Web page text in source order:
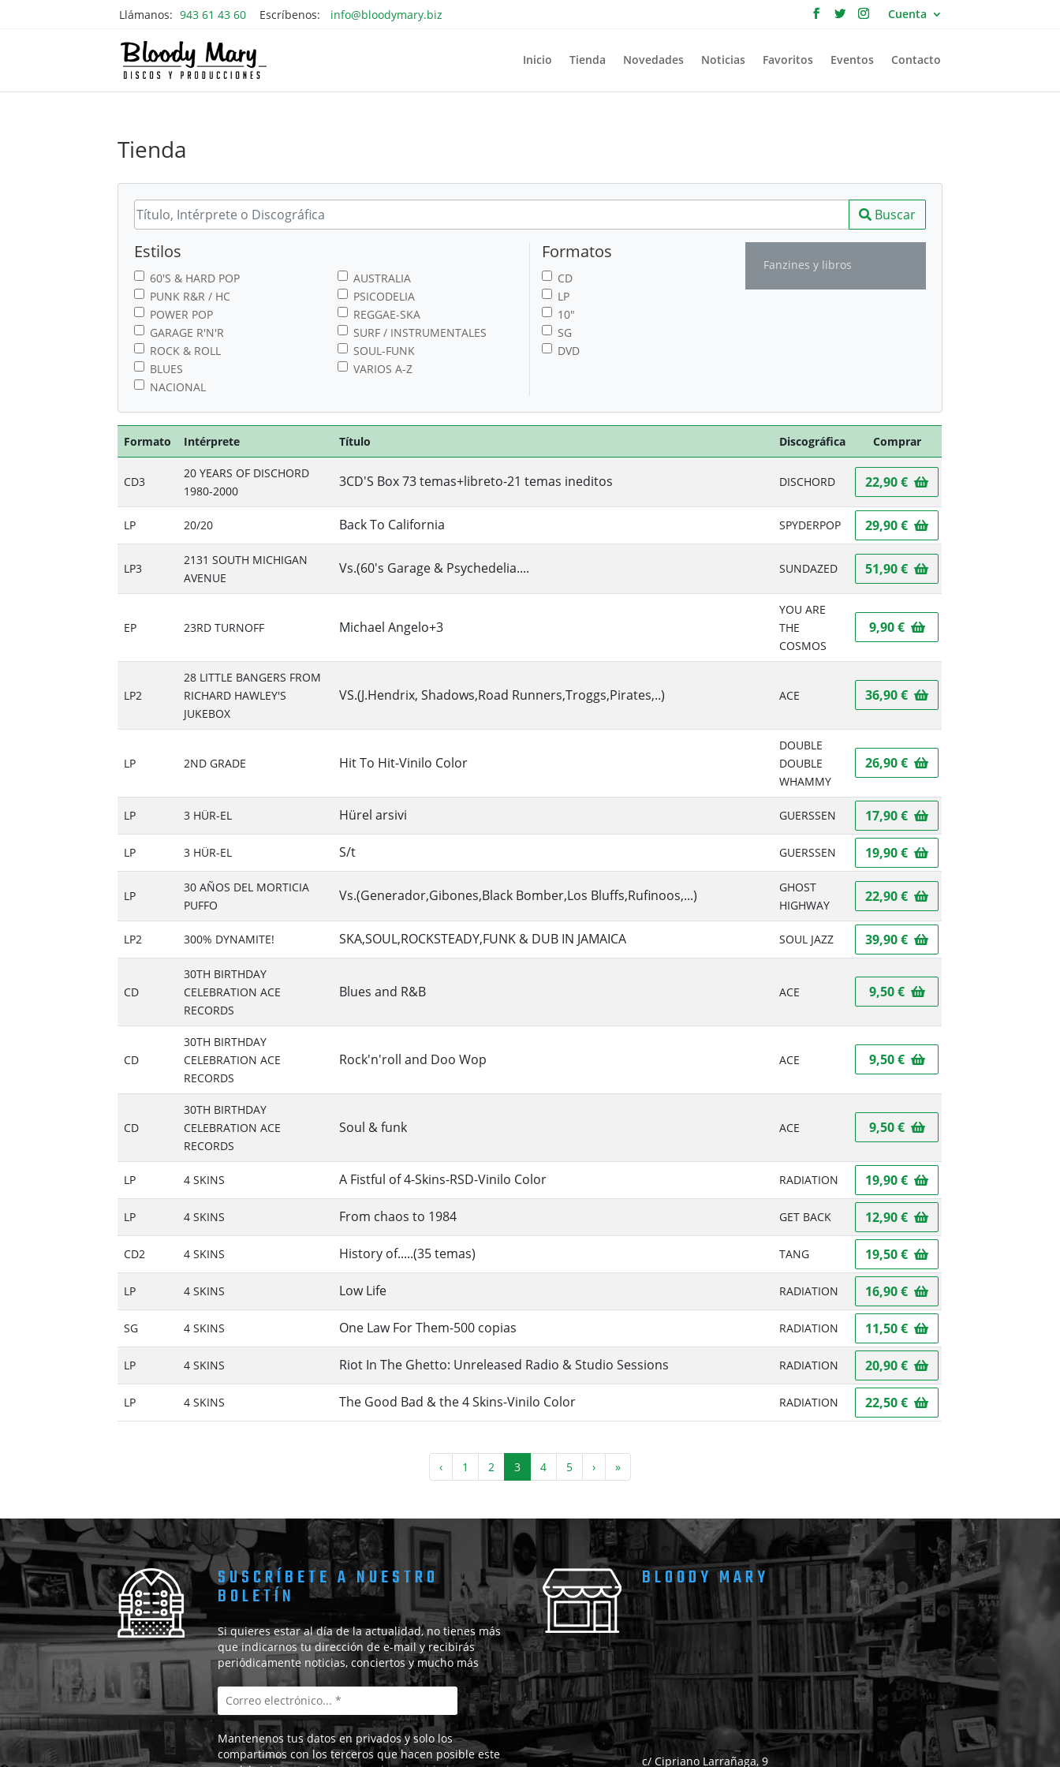
Llámanos: 943 61 43 60 Escríbenos: info@bloodymary.biz Cuenta
Inicio Tienda Novedades Noticias Favoritos Eventos Contacto
Tienda
Buscar
Estilos
60'S & HARD POP
PUNK R&R / HC
POWER POP
GARAGE R'N'R
ROCK & ROLL
BLUES
NACIONAL
AUSTRALIA
PSICODELIA
REGGAE-SKA
SURF / INSTRUMENTALES
SOUL-FUNK
VARIOS A-Z
Formatos
CD
LP
10"
SG
DVD
Fanzines y libros
Formato Intérprete Título Discográfica Comprar
CD3
20 YEARS OF DISCHORD
1980-2000
3CD'S Box 73 temas+libreto-21 temas ineditos DISCHORD 22,90 €
LP 20/20 Back To California SPYDERPOP 29,90 €
LP3
2131 SOUTH MICHIGAN
AVENUE
Vs.(60's Garage & Psychedelia.... SUNDAZED 51,90 €
EP 23RD TURNOFF Michael Angelo+3
YOU ARE
THE
COSMOS
9,90 €
LP2
28 LITTLE BANGERS FROM
RICHARD HAWLEY'S
JUKEBOX
VS.(J.Hendrix, Shadows,Road Runners,Troggs,Pirates,..) ACE 36,90 €
LP 2ND GRADE Hit To Hit-Vinilo Color
DOUBLE
DOUBLE
WHAMMY
26,90 €
LP 3 HÜR-EL Hürel arsivi GUERSSEN 17,90 €
LP 3 HÜR-EL S/t GUERSSEN 19,90 €
LP
30 AÑOS DEL MORTICIA
PUFFO
Vs.(Generador,Gibones,Black Bomber,Los Bluffs,Rufinoos,...)
GHOST
HIGHWAY
22,90 €
LP2 300% DYNAMITE! SKA,SOUL,ROCKSTEADY,FUNK & DUB IN JAMAICA SOUL JAZZ 39,90 €
CD
30TH BIRTHDAY
CELEBRATION ACE
RECORDS
Blues and R&B ACE 9,50 €
CD
30TH BIRTHDAY
CELEBRATION ACE
RECORDS
Rock'n'roll and Doo Wop ACE 9,50 €
CD
30TH BIRTHDAY
CELEBRATION ACE
RECORDS
Soul & funk ACE 9,50 €
LP 4 SKINS A Fistful of 4-Skins-RSD-Vinilo Color RADIATION 19,90 €
LP 4 SKINS From chaos to 1984 GET BACK 12,90 €
CD2 4 SKINS History of.....(35 temas) TANG 19,50 €
LP 4 SKINS Low Life RADIATION 16,90 €
SG 4 SKINS One Law For Them-500 copias RADIATION 11,50 €
LP 4 SKINS Riot In The Ghetto: Unreleased Radio & Studio Sessions RADIATION 20,90 €
LP 4 SKINS The Good Bad & the 4 Skins-Vinilo Color RADIATION 22,50 €
‹ 1 2 3 4 5 › »
SUSCRÍBETE A NUESTRO
BOLETÍN
Si quieres estar al día de la actualidad, no tienes más
que indicarnos tu dirección de e-mail y recibirás
periódicamente noticias, conciertos y mucho más
Mantenenos tus datos en privados y solo los
compartimos con los terceros que hacen posible este
BLOODY MARY
c/ Cipriano Larrañaga, 9